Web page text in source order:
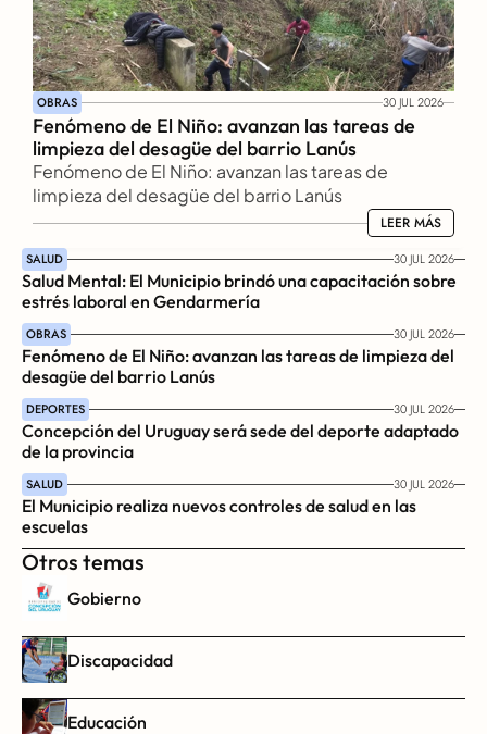
OBRAS 30 JUL 2026
Fenómeno de El Niño: avanzan las tareas de
limpieza del desagüe del barrio Lanús
Fenómeno de El Niño: avanzan las tareas de
limpieza del desagüe del barrio Lanús
LEER MÁS
LEER MÁS
SALUD 30 JUL 2026
Salud Mental: El Municipio brindó una capacitación sobre
estrés laboral en Gendarmería
OBRAS 30 JUL 2026
Fenómeno de El Niño: avanzan las tareas de limpieza del
desagüe del barrio Lanús
DEPORTES 30 JUL 2026
Concepción del Uruguay será sede del deporte adaptado
de la provincia
SALUD 30 JUL 2026
El Municipio realiza nuevos controles de salud en las
escuelas
Otros temas
Gobierno
Discapacidad
Educación